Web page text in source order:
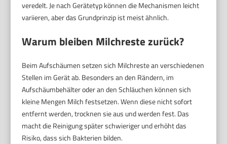
veredelt. Je nach Gerätetyp können die Mechanismen leicht
variieren, aber das Grundprinzip ist meist ähnlich.
Warum bleiben Milchreste zurück?
Beim Aufschäumen setzen sich Milchreste an verschiedenen
Stellen im Gerät ab. Besonders an den Rändern, im
Aufschäumbehälter oder an den Schläuchen können sich
kleine Mengen Milch festsetzen. Wenn diese nicht sofort
entfernt werden, trocknen sie aus und werden fest. Das
macht die Reinigung später schwieriger und erhöht das
Risiko, dass sich Bakterien bilden.